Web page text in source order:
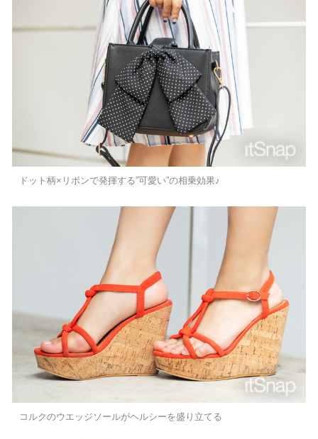
ドット柄×リボンで発揮する”可愛い”の相乗効果♪
コルクのウエッジソールがヘルシーを盛り立てる